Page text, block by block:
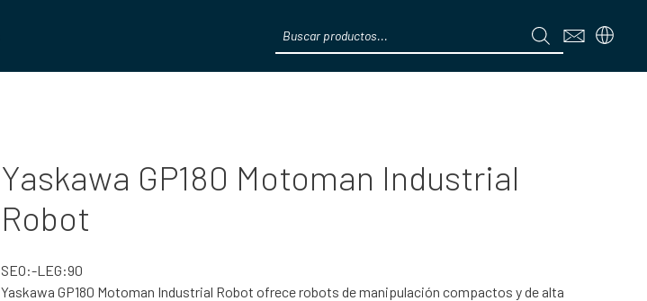
search
Yaskawa GP180 Motoman Industrial
Robot
SEO:-LEG:90
Yaskawa GP180 Motoman Industrial Robot ofrece robots de manipulación compactos y de alta